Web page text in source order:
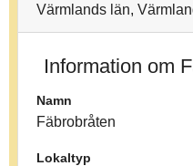
Värmlands län,
Information om
Namn
Fäbrobråten
Lokaltyp